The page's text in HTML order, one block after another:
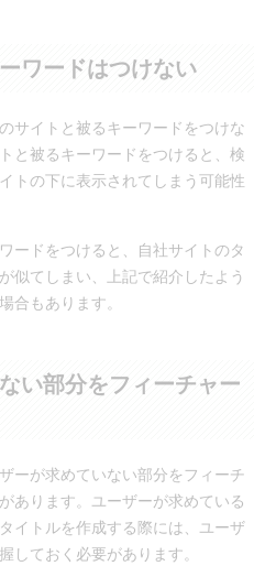
ワードはつけない
サイトと被るキーワードをつけな
と被るキーワードをつけると、検
トの下に表示されてしまう可能性
ードをつけると、自社サイトのタ
似てしまい、上記で紹介したよう
合もあります。
い部分をフィーチャー
ーが求めていない部分をフィーチ
あります。ユーザーが求めている
イトルを作成する際には、ユーザ
しておく必要があります。